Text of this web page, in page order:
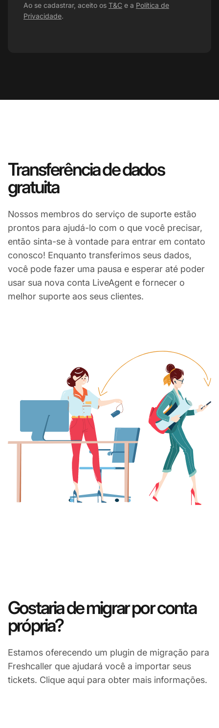
Ao se cadastrar, aceito os T&C e a Política de
Privacidade.
Transferência de dados
gratuita
Nossos membros do serviço de suporte estão
prontos para ajudá-lo com o que você precisar,
então sinta-se à vontade para entrar em contato
conosco! Enquanto transferimos seus dados,
você pode fazer uma pausa e esperar até poder
usar sua nova conta LiveAgent e fornecer o
melhor suporte aos seus clientes.
Gostaria de migrar por conta
própria?
Estamos oferecendo um plugin de migração para
Freshcaller que ajudará você a importar seus
tickets. Clique aqui para obter mais informações.